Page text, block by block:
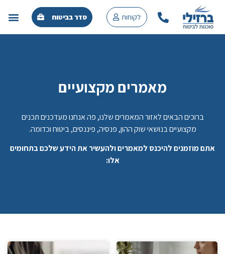
לקוחות סדר בביטוח
מאמרים מקצועיים
ברוכים הבאים לאזור המאמרים שלנו, פה אנחנו מעדכנים תכנים
מקצועיים בנושאי שוק ההון, פנסיה, פיננסים, ביטוח וכדומה.
אתם מוזמנים להיכנס למאמרים ולהעשיר את הידע שלכם בתחומים
אלו: